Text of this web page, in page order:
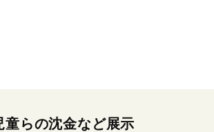
らの沈金など展示